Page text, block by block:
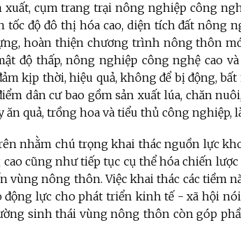
xuất, cụm trang trại nông nghiệp công
tốc độ đô thị hóa cao, diện tích đất nông
, hoàn thiện chương trình nông thôn
độ thấp, nông nghiệp công nghệ cao
kịp thời, hiệu quả, không để bị động,
dân cư bao gồm sản xuất lúa, chăn
ăn quả, trồng hoa và tiểu thủ công nghiệp,
nhằm chú trọng khai thác nguồn lực
cũng như tiếp tục cụ thể hóa chiến
vùng nông thôn. Việc khai thác các tiềm
động lực cho phát triển kinh tế - xã hội
sinh thái vùng nông thôn còn góp